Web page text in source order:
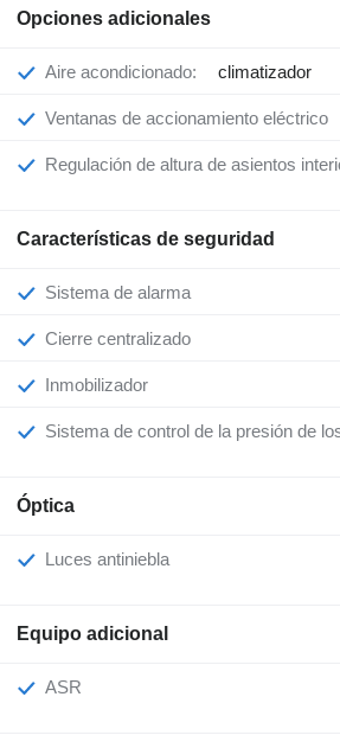
Opciones adicionales
Aire acondicionado: climatizador
Ventanas de accionamiento eléctrico
Regulación de altura de asientos
Características de seguridad
Sistema de alarma
Cierre centralizado
Inmobilizador
Sistema de control de la presión de
Óptica
Luces antiniebla
Equipo adicional
ASR